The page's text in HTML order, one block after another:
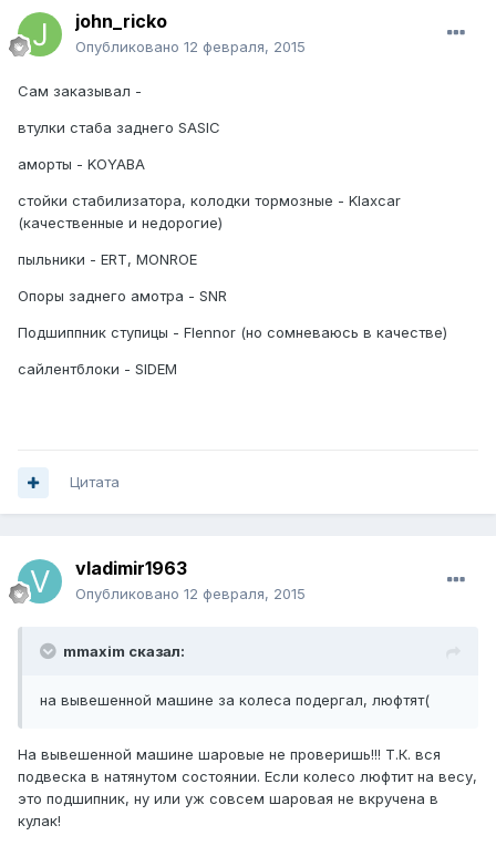
john_ricko
Опубликовано 12 февраля, 2015
Сам заказывал -
втулки стаба заднего SASIC
аморты - KOYABA
стойки стабилизатора, колодки тормозные - Klaxcar
(качественные и недорогие)
пыльники - ERT, MONROE
Опоры заднего амотра - SNR
Подшиппник ступицы - Flennor (но сомневаюсь в качестве)
сайлентблоки - SIDEM
Цитата
vladimir1963
Опубликовано 12 февраля, 2015
mmaxim сказал:
на вывешенной машине за колеса подергал, люфтят(
На вывешенной машине шаровые не проверишь!!! Т.К. вся
подвеска в натянутом состоянии. Если колесо люфтит на весу,
это подшипник, ну или уж совсем шаровая не вкручена в
кулак!